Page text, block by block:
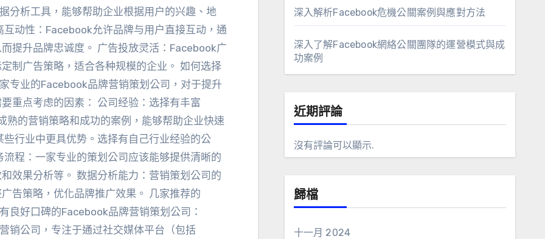
分析工具 ， 能够帮助企业根据用户的兴趣 、地
互动性 ： Facebook允许品牌与用户直接互动 ， 通
提升品牌忠诚度 。 广告投放灵活 ： Facebook广
制广告策略 ， 适合各种规模的企业 。 如何选择
专业的Facebook品牌营销策划公司 ， 对于提升
重点考虑的因素 ： 公司经验 ： 选择有丰富
熟的营销策略和成功的案例 ， 能够帮助企业快速
些行业中更具优势 。 选择有自己行业经验的公
流程 ： 一家专业的策划公司应该能够提供清晰的
效果分析等 。 数据分析能力 ： 营销策划公司的
告策略 ， 优化品牌推广效果 。 几家推荐的
良好口碑的Facebook品牌营销策划公司 ：
销公司 ， 专注于通过社交媒体平台（包括
深入解析Facebook危機公關案例與應對方法
深入了解Facebook網絡公關團隊的運營模式與成
功案例
近期評論
沒有評論可以顯示.
歸檔
十一月 2024